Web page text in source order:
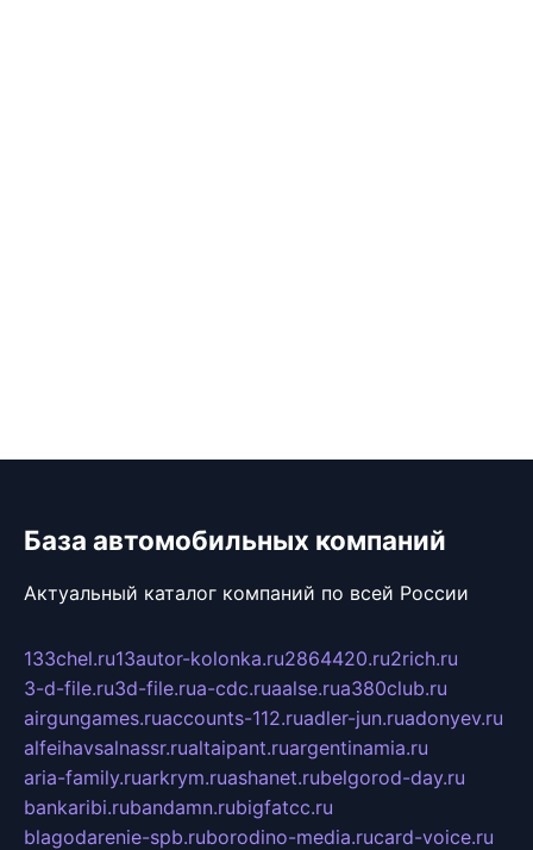
База автомобильных компаний
Актуальный каталог компаний по всей России
133chel.ru13autor-kolonka.ru2864420.ru2rich.ru
3-d-file.ru3d-file.rua-cdc.ruaalse.rua380club.ru
airgungames.ruaccounts-112.ruadler-jun.ruadonyev.ru
alfeihavsalnassr.rualtaipant.ruargentinamia.ru
aria-family.ruarkrym.ruashanet.rubelgorod-day.ru
bankaribi.rubandamn.rubigfatcc.ru
blagodarenie-spb.ruborodino-media.rucard-voice.ru